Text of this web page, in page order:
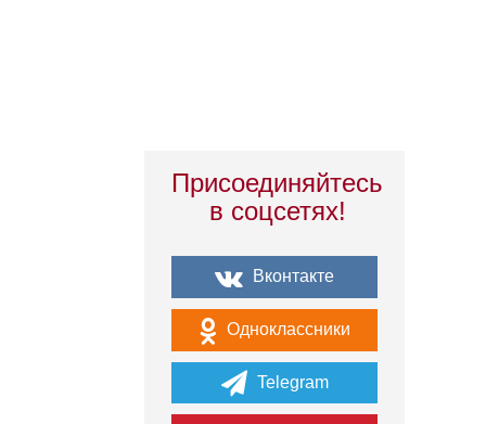
Присоединяйтесь
в соцсетях!
Вконтакте
Одноклассники
Telegram